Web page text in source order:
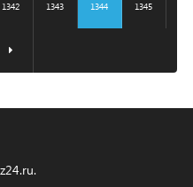
1342 1343 1344 1345
.